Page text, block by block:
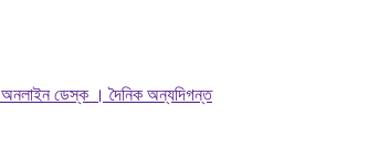
অনলাইন ডেস্ক । দৈনিক অন্যদিগন্ত